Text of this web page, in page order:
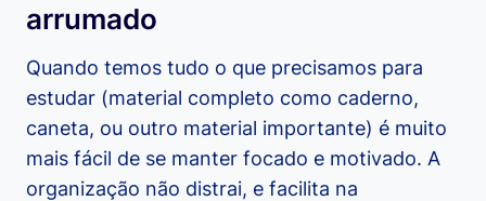
arrumado
Quando temos tudo o que precisamos para
estudar (material completo como caderno,
caneta, ou outro material importante) é muito
mais fácil de se manter focado e motivado. A
organização não distrai, e facilita na